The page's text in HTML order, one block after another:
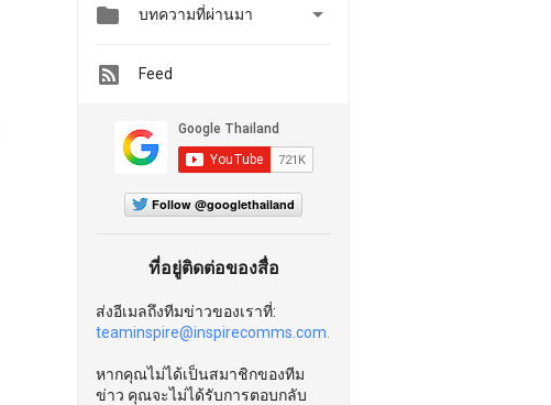
 บทความที่ผ่านมา 
Feed
Follow @googlethailand
ที่อยู่ติดต่อของสื่อ
ส่งอีเมลถึงทีมข่าวของเราที่:
teaminspire@inspirecomms.com.
หากคุณไม่ได้เป็นสมาชิกของทีม
ข่าว คุณจะไม่ได้รับการตอบกลับ